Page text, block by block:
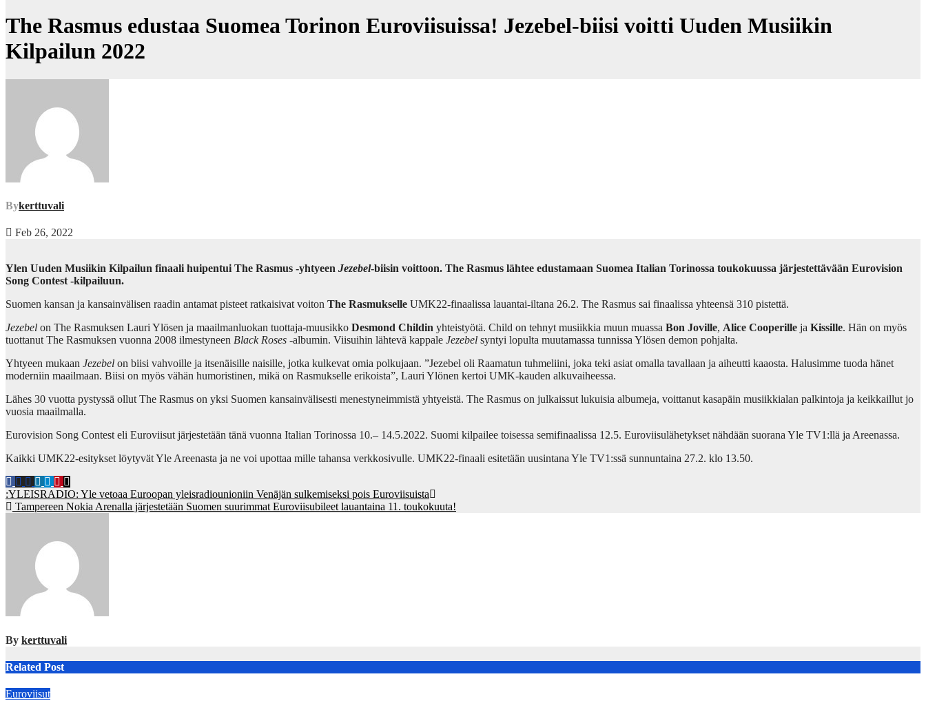
The Rasmus edustaa Suomea Torinon Euroviisuissa! Jezebel-biisi voitti Uuden Musiikin
Kilpailun 2022
Bykerttuvali
Feb 26, 2022
Ylen Uuden Musiikin Kilpailun finaali huipentui The Rasmus -yhtyeen Jezebel-biisin voittoon. The Rasmus lähtee edustamaan Suomea Italian Torinossa toukokuussa järjestettävään Eurovision
Song Contest -kilpailuun.
Suomen kansan ja kansainvälisen raadin antamat pisteet ratkaisivat voiton The Rasmukselle UMK22-finaalissa lauantai-iltana 26.2. The Rasmus sai finaalissa yhteensä 310 pistettä.
Jezebel on The Rasmuksen Lauri Ylösen ja maailmanluokan tuottaja-muusikko Desmond Childin yhteistyötä. Child on tehnyt musiikkia muun muassa Bon Joville, Alice Cooperille ja Kissille. Hän on myös
tuottanut The Rasmuksen vuonna 2008 ilmestyneen Black Roses -albumin. Viisuihin lähtevä kappale Jezebel syntyi lopulta muutamassa tunnissa Ylösen demon pohjalta.
Yhtyeen mukaan Jezebel on biisi vahvoille ja itsenäisille naisille, jotka kulkevat omia polkujaan. ”Jezebel oli Raamatun tuhmeliini, joka teki asiat omalla tavallaan ja aiheutti kaaosta. Halusimme tuoda hänet
moderniin maailmaan. Biisi on myös vähän humoristinen, mikä on Rasmukselle erikoista”, Lauri Ylönen kertoi UMK-kauden alkuvaiheessa.
Lähes 30 vuotta pystyssä ollut The Rasmus on yksi Suomen kansainvälisesti menestyneimmistä yhtyeistä. The Rasmus on julkaissut lukuisia albumeja, voittanut kasapäin musiikkialan palkintoja ja keikkaillut jo
vuosia maailmalla.
Eurovision Song Contest eli Euroviisut järjestetään tänä vuonna Italian Torinossa 10.– 14.5.2022. Suomi kilpailee toisessa semifinaalissa 12.5. Euroviisulähetykset nähdään suorana Yle TV1:llä ja Areenassa.
Kaikki UMK22-esitykset löytyvät Yle Areenasta ja ne voi upottaa mille tahansa verkkosivulle. UMK22-finaali esitetään uusintana Yle TV1:ssä sunnuntaina 27.2. klo 13.50.
Post
navigation
:YLEISRADIO: Yle vetoaa Euroopan yleisradiounioniin Venäjän sulkemiseksi pois Euroviisuista
Tampereen Nokia Arenalla järjestetään Suomen suurimmat Euroviisubileet lauantaina 11. toukokuuta!
By kerttuvali
Related Post
Euroviisut